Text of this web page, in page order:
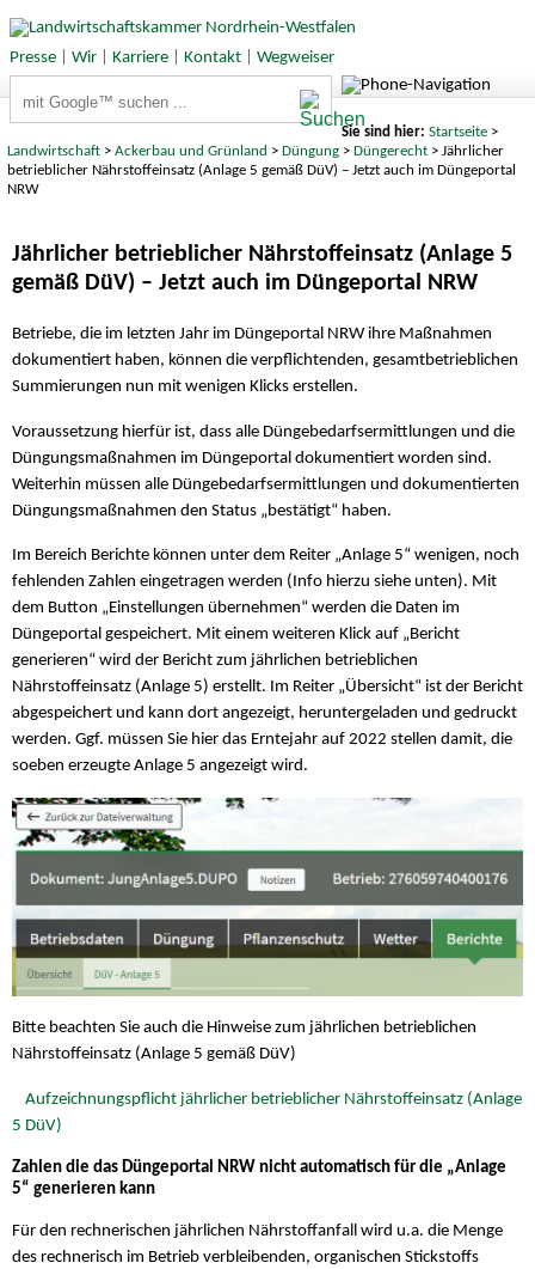
Presse| Wir| Karriere| Kontakt| Wegweiser
Sie sind hier: Startseite>
Landwirtschaft >Ackerbau und Grünland >Düngung >Düngerecht > Jährlicher
betrieblicher Nährstoffeinsatz (Anlage 5 gemäß DüV) – Jetzt auch im Düngeportal
NRW
Jährlicher betrieblicher Nährstoffeinsatz (Anlage 5
gemäß DüV) – Jetzt auch im Düngeportal NRW
Betriebe, die im letzten Jahr im Düngeportal NRW ihre Maßnahmen
dokumentiert haben, können die verpflichtenden, gesamtbetrieblichen
Summierungen nun mit wenigen Klicks erstellen.
Voraussetzung hierfür ist, dass alle Düngebedarfsermittlungen und die
Düngungsmaßnahmen im Düngeportal dokumentiert worden sind.
Weiterhin müssen alle Düngebedarfsermittlungen und dokumentierten
Düngungsmaßnahmen den Status „bestätigt“ haben.
Im Bereich Berichte können unter dem Reiter „Anlage 5“ wenigen, noch
fehlenden Zahlen eingetragen werden (Info hierzu siehe unten). Mit
dem Button „Einstellungen übernehmen“ werden die Daten im
Düngeportal gespeichert. Mit einem weiteren Klick auf „Bericht
generieren“ wird der Bericht zum jährlichen betrieblichen
Nährstoffeinsatz (Anlage 5) erstellt. Im Reiter „Übersicht“ ist der Bericht
abgespeichert und kann dort angezeigt, heruntergeladen und gedruckt
werden. Ggf. müssen Sie hier das Erntejahr auf 2022 stellen damit, die
soeben erzeugte Anlage 5 angezeigt wird.
Bitte beachten Sie auch die Hinweise zum jährlichen betrieblichen
Nährstoffeinsatz (Anlage 5 gemäß DüV)
Aufzeichnungspflicht jährlicher betrieblicher Nährstoffeinsatz (Anlage
5 DüV)
Zahlen die das Düngeportal NRW nicht automatisch für die „Anlage
5“ generieren kann
Für den rechnerischen jährlichen Nährstoffanfall wird u.a. die Menge
des rechnerisch im Betrieb verbleibenden, organischen Stickstoffs